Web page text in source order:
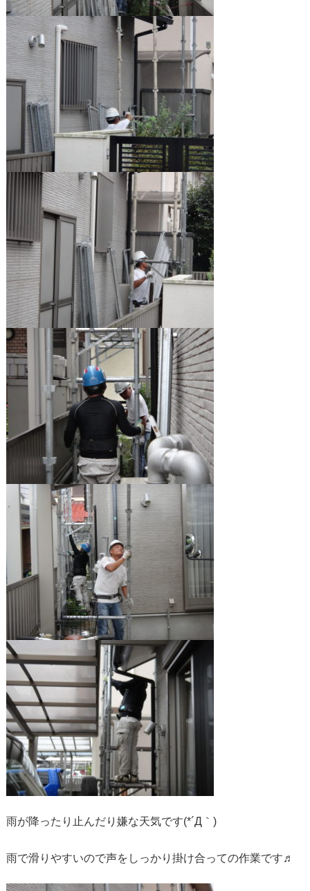
雨が降ったり止んだり嫌な天気です(*´Д｀)
雨で滑りやすいので声をしっかり掛け合っての作業です♬